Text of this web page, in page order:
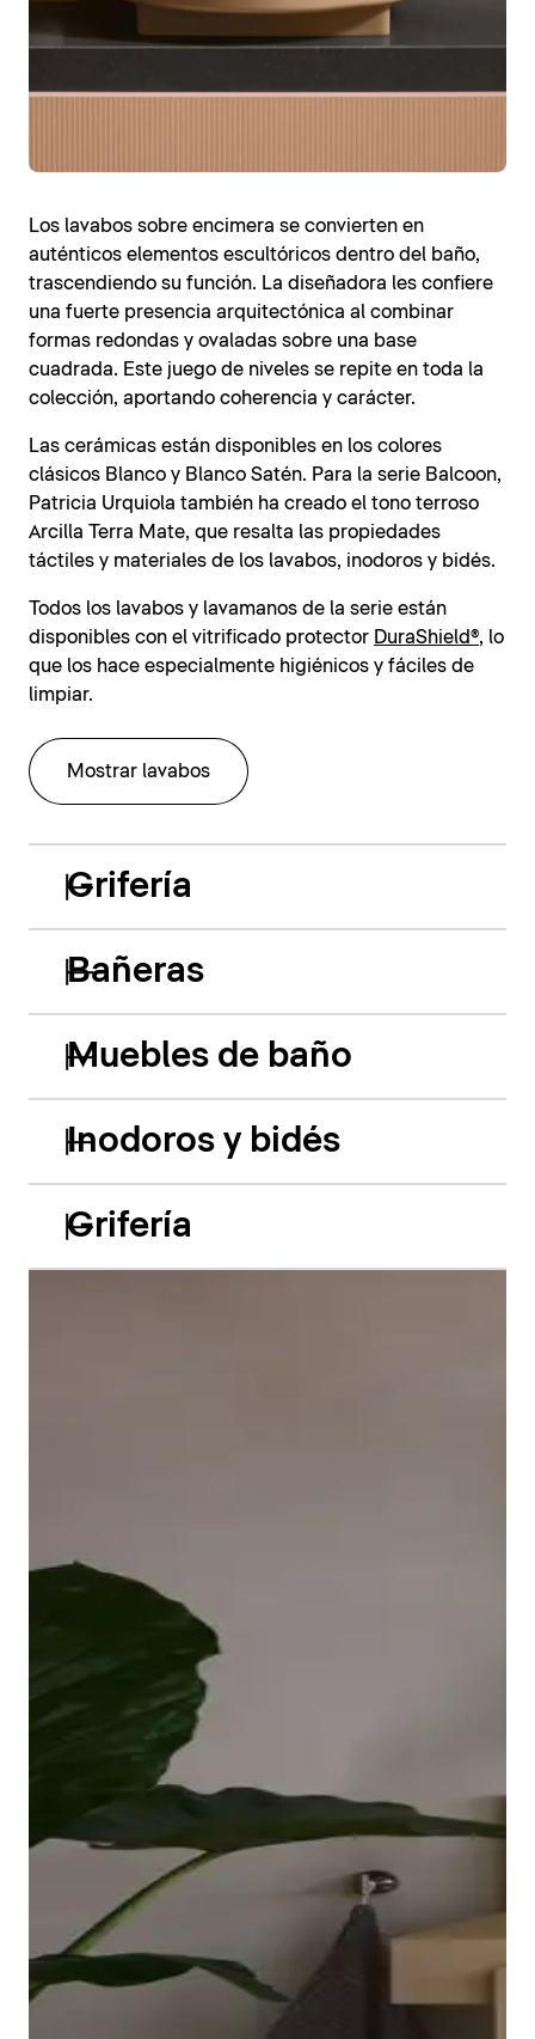
Los lavabos sobre encimera se convierten en
auténticos elementos escultóricos dentro del baño,
trascendiendo su función. La diseñadora les confiere
una fuerte presencia arquitectónica al combinar
formas redondas y ovaladas sobre una base
cuadrada. Este juego de niveles se repite en toda la
colección, aportando coherencia y carácter.
Las cerámicas están disponibles en los colores
clásicos Blanco y Blanco Satén. Para la serie Balcoon,
Patricia Urquiola también ha creado el tono terroso
Arcilla Terra Mate, que resalta las propiedades
táctiles y materiales de los lavabos, inodoros y bidés.
Todos los lavabos y lavamanos de la serie están
disponibles con el vitrificado protector DuraShield®, lo
que los hace especialmente higiénicos y fáciles de
limpiar.
Mostrar lavabos
Grifería
Los grifos adecuados para lavabo, bidé, ducha y
bañera completan la gama de la serie Balcoon. Su
manilla elíptica se integra en el cuerpo del grifo con
un suave arco y resulta muy agradable al tacto.
Bañeras
esquinas y es fácil de limpiar. El interior ergonómico,
disponible en Blanco o Blanco mate, invita a relajarse
Mostrar bañeras
Muebles de baño
Inodoros y bidés
Grifería